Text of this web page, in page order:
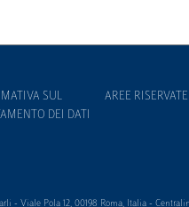
SUL
DEI DATI
AREE RISERVATE
- Viale Pola 12, 00198 Roma, Italia -